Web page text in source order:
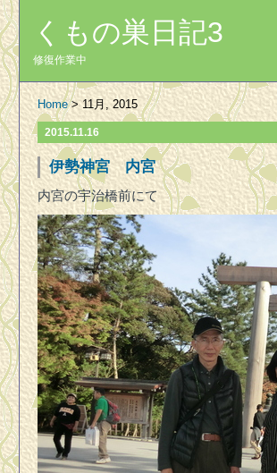
くもの巣日記3
修復作業中
Home> 11月, 2015
2015.11.16
伊勢神宮 内宮
内宮の宇治橋前にて